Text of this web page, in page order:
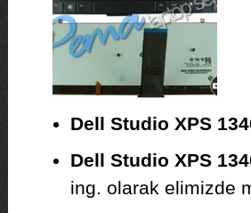
Dell Studio XPS
Dell Studio XPS
ing. olarak elimizde